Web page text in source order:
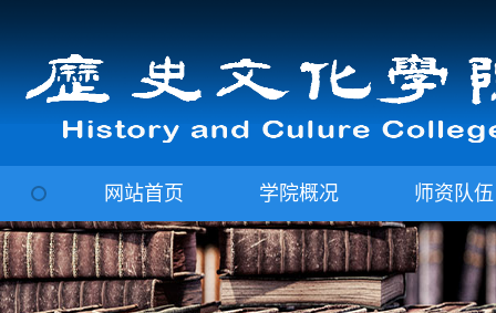
网站首页 学院概况 师资队伍